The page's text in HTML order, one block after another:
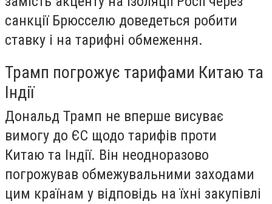
санкції Брюсселю доведеться робити
ставку і на тарифні обмеження.
Трамп погрожує тарифами Китаю та
Індії
Дональд Трамп не вперше висуває
вимогу до ЄС щодо тарифів проти
Китаю та Індії. Він неодноразово
погрожував обмежувальними заходами
цим країнам у відповідь на їхні закупівлі